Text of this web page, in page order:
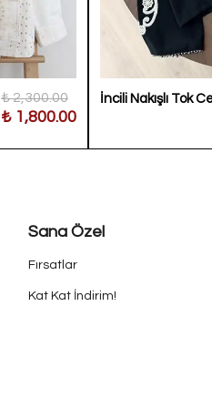
₺ 2,300.00
₺ 1,800.00
İncili Nakışlı Tok
Sana Özel
Fırsatlar
Kat Kat İndirim!